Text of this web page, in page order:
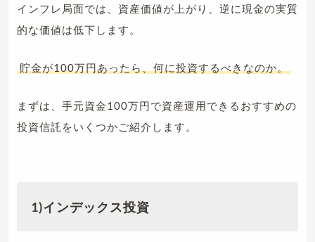
インフレ局面では、資産価値が上がり、逆に現金の実質
的な価値は低下します。
貯金が100万円あったら、何に投資するべきなのか。
まずは、手元資金100万円で資産運用できるおすすめの
投資信託をいくつかご紹介します。
1)インデックス投資